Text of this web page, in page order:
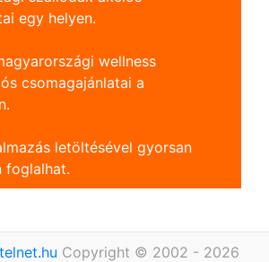
egy helyen.
wellness
csomagajánlatai a
letöltésével gyorsan
foglalhat.
Copyright © 2002 - 2026